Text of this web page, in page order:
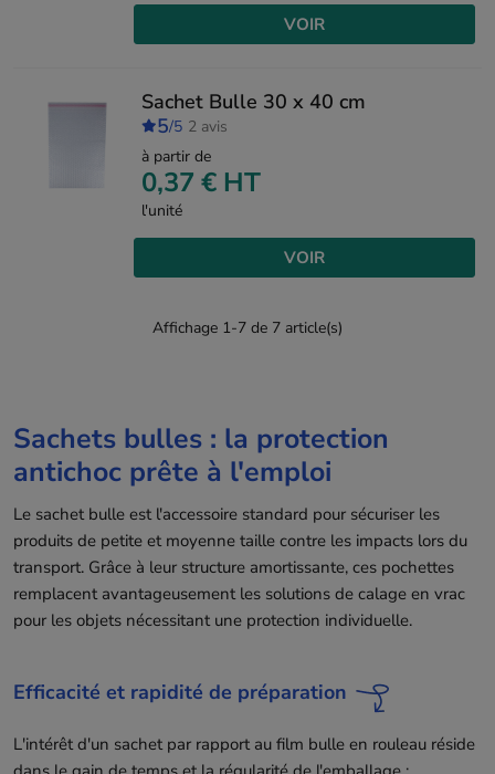
VOIR
Sachet Bulle 30 x 40 cm
5/5 2 avis
à partir de
0,37 € HT
l'unité
VOIR
Affichage 1-7 de 7 article(s)
Sachets bulles : la protection
antichoc prête à l'emploi
Le sachet bulle est l'accessoire standard pour sécuriser les
produits de petite et moyenne taille contre les impacts lors du
transport. Grâce à leur structure amortissante, ces pochettes
remplacent avantageusement les solutions de calage en vrac
pour les objets nécessitant une protection individuelle.
Efficacité et rapidité de préparation
L'intérêt d'un sachet par rapport au film bulle en rouleau réside